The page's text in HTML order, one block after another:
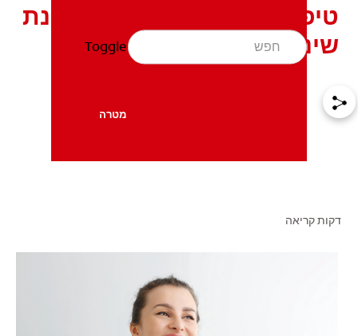
בריאות הפה
מטרה
Toggle
טיפים לשיניים לבנות ולהלבנת
שיניים צהובות
דקות קריאה